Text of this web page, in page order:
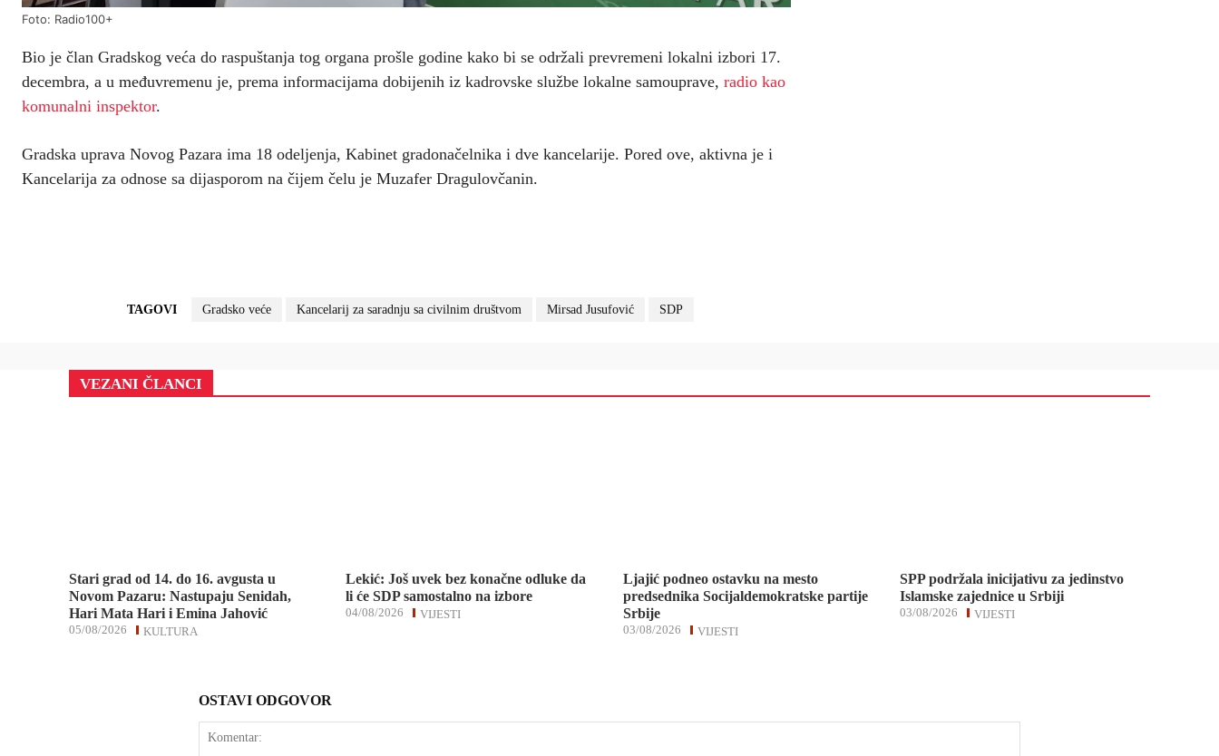
Foto: Radio100+
Bio je član Gradskog veća do raspuštanja tog organa prošle godine kako bi se održali prevremeni lokalni izbori 17.
decembra, a u međuvremenu je, prema informacijama dobijenih iz kadrovske službe lokalne samouprave, radio kao
komunalni inspektor.
Gradska uprava Novog Pazara ima 18 odeljenja, Kabinet gradonačelnika i dve kancelarije. Pored ove, aktivna je i
Kancelarija za odnose sa dijasporom na čijem čelu je Muzafer Dragulovčanin.
TAGOVI Gradsko veće Kancelarij za saradnju sa civilnim društvom Mirsad Jusufović SDP
VEZANI ČLANCI
Stari grad od 14. do 16. avgusta u
Novom Pazaru: Nastupaju Senidah,
Hari Mata Hari i Emina Jahović
KULTURA
05/08/2026
Lekić: Još uvek bez konačne odluke da
li će SDP samostalno na izbore
VIJESTI
04/08/2026
Ljajić podneo ostavku na mesto
predsednika Socijaldemokratske partije
Srbije
VIJESTI
03/08/2026
SPP podržala inicijativu za jedinstvo
Islamske zajednice u Srbiji
VIJESTI
03/08/2026
OSTAVI ODGOVOR